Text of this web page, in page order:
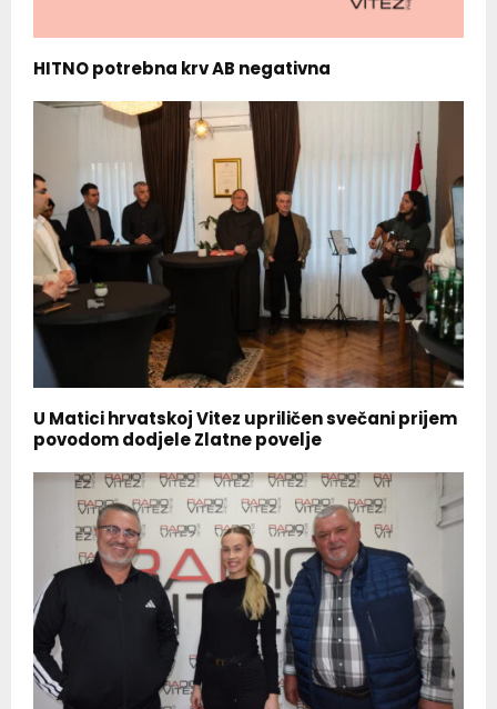
HITNO potrebna krv AB negativna
U Matici hrvatskoj Vitez upriličen svečani prijem
povodom dodjele Zlatne povelje